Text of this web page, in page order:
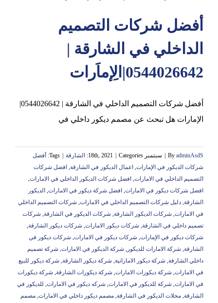
أفضل شركات التصميم
الداخلي في الشارقة |
0544026642|الِإماَرات
أفضل شركات التصميم الداخلي في الشارقة | 0544026642|
الإمارات هل تبحث عن مصمم ديكور داخلي في
By adminAsdS سبتمبر 18th, 2021 Categories: الشارقة Tags:
أفضل
شركات الديكور في الإمارات, اعمال الديكور في الشارقة, افضل شركات
التصميم الداخلي في الامارات, افضل شركات الديكور الداخلي في الامارات,
افضل شركات ديكور في الامارات, افضل شركة ديكور في الامارات, الديكور
الشارقة, دليل شركات التصميم الداخلي في الامارات, شركات التصميم الداخلي
في الامارات, شركات الديكور الشارقة, شركات الديكور في الشارقة, شركات
تصميم داخلي في الشارقة, شركات ديكور الامارات, شركات ديكور الشارقة,
شركات ديكور في الإمارات, شركات ديكور في الامارات, شركات ديكور في
الشارقة, شركة الامارات للديكور , شركة الديكور في الامارات, شركة تصميم
داخلي الشارقة, شركة ديكور الاماراتية, شركة ديكور الشارقة, شركة ديكور للبيع
في الامارات, شركة ديكورات الامارات, شركة ديكورات الشارقة, شركة ديكورات
في الامارات, شركة للديكور في الامارات, شركه ديكور في الامارات, للديكور في
الشارقة, محلات الديكور في الشارقة, مصمم ديكور داخلي في الامارات, مصمم